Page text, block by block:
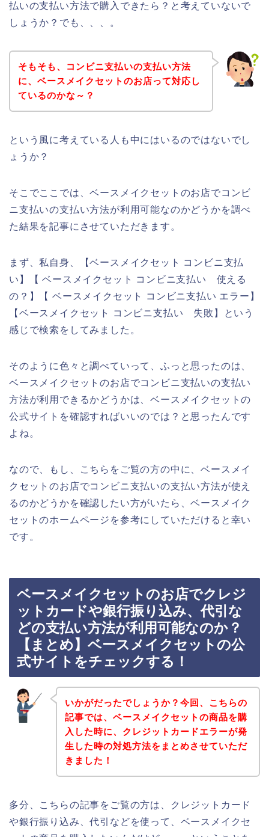
払いの支払い方法で購入できたら？と考えていないで
しょうか？でも、、、。
そもそも、コンビニ支払いの支払い方法
に、ベースメイクセットのお店って対応し
ているのかな～？
という風に考えている人も中にはいるのではないでし
ょうか？
そこでここでは、ベースメイクセットのお店でコンビ
ニ支払いの支払い方法が利用可能なのかどうかを調べ
た結果を記事にさせていただきます。
まず、私自身、【ベースメイクセット コンビニ支払
い】【 ベースメイクセット コンビニ支払い 使える
の？】【 ベースメイクセット コンビニ支払い エラー】
【ベースメイクセット コンビニ支払い 失敗】という
感じで検索をしてみました。
そのように色々と調べていって、ふっと思ったのは、
ベースメイクセットのお店でコンビニ支払いの支払い
方法が利用できるかどうかは、ベースメイクセットの
公式サイトを確認すればいいのでは？と思ったんです
よね。
なので、もし、こちらをご覧の方の中に、ベースメイ
クセットのお店でコンビニ支払いの支払い方法が使え
るのかどうかを確認したい方がいたら、ベースメイク
セットのホームページを参考にしていただけると幸い
です。
ベースメイクセットのお店でクレジ
ットカードや銀行振り込み、代引な
どの支払い方法が利用可能なのか？
【まとめ】ベースメイクセットの公
式サイトをチェックする！
いかがだったでしょうか？今回、こちらの
記事では、ベースメイクセットの商品を購
入した時に、クレジットカードエラーが発
生した時の対処方法をまとめさせていただ
きました！
多分、こちらの記事をご覧の方は、クレジットカード
や銀行振り込み、代引などを使って、ベースメイクセ